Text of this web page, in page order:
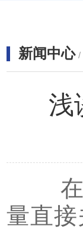
新闻中心 /
浅
在工
量直